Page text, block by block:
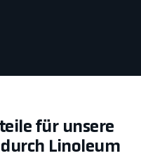
für unsere
Linoleum